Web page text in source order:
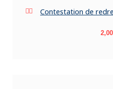
Contestation de
Prix